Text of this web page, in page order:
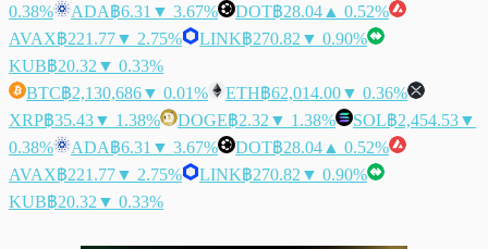
0.38%
ADA฿6.31 ▼ 3.67% DOT฿28.04 ▲ 0.52%
AVAX฿221.77▼ 2.75% LINK฿270.82 ▼ 0.90%
KUB฿20.32 ▼ 0.33%
BTC฿2,130,686▼ 0.01% ETH฿62,014.00▼ 0.36%
XRP฿35.43▼ 1.38% DOGE฿2.32 ▼ 1.38% SOL฿2,454.53▼
0.38%
ADA฿6.31 ▼ 3.67% DOT฿28.04 ▲ 0.52%
AVAX฿221.77▼ 2.75% LINK฿270.82 ▼ 0.90%
KUB฿20.32 ▼ 0.33%